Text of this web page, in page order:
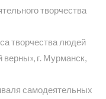
творчества
творчества людей
г. Мурманск,
самодеятельных